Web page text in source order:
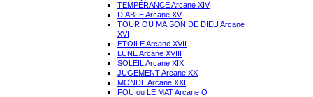
TEMPÉRANCE Arcane XIV
DIABLE Arcane XV
TOUR OU MAISON DE DIEU Arcane
XVI
ETOILE Arcane XVII
LUNE Arcane XVIII
SOLEIL Arcane XIX
JUGEMENT Arcane XX
MONDE Arcane XXI
FOU ou LE MAT Arcane O